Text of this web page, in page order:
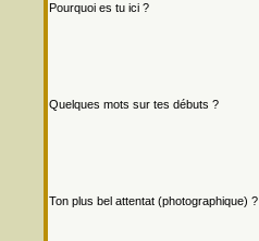
Pourquoi es tu ici ?
Quelques mots sur tes débuts ?
Ton plus bel attentat (photographique) ?